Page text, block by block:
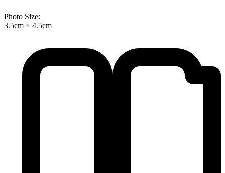
Photo Size:
3.5cm × 4.5cm